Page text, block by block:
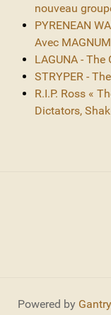
nouveau
PYRENEAN
Avec
LAGUNA -
STRYPER -
R.I.P. Ross «
Dictators,
Powered by